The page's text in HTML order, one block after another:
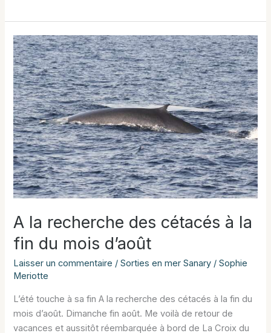
les
cétacés
sont
toujours
au
large
de
Sanary
A la recherche des cétacés à la
fin du mois d’août
Laisser un commentaire /Sorties en mer Sanary /Sophie
Meriotte
L’été touche à sa fin A la recherche des cétacés à la fin du
mois d’août. Dimanche fin août. Me voilà de retour de
vacances et aussitôt réembarquée à bord de La Croix du